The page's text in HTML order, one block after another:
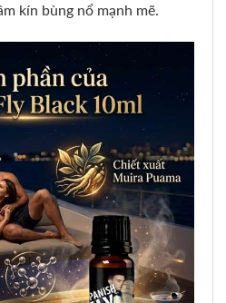
kín bùng nổ mạnh mẽ.